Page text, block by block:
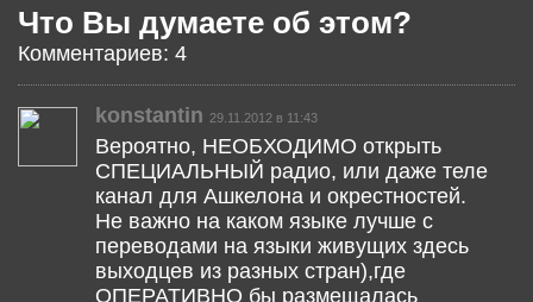
Что Вы думаете об этом?
Комментариев: 4
konstantin 29.11.2012 в 11:43
Вероятно, НЕОБХОДИМО открыть
СПЕЦИАЛЬНЫЙ радио, или даже теле
канал для Ашкелона и окрестностей.
Не важно на каком языке лучше с
переводами на языки живущих здесь
выходцев из разных стран),где
ОПЕРАТИВНО бы размещалась